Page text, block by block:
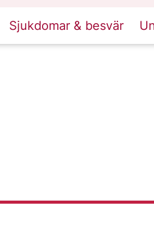
Sjukdomar & besvär